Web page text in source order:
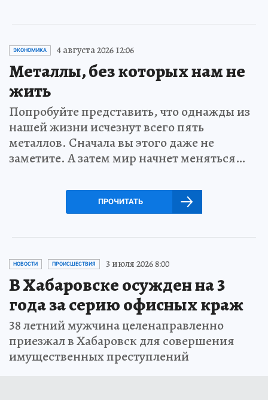
ЭКОНОМИКА 4 августа 2026 12:06
Металлы, без которых нам не
жить
Попробуйте представить, что однажды из
нашей жизни исчезнут всего пять
металлов. Сначала вы этого даже не
заметите. А затем мир начнет меняться…
ПРОЧИТАТЬ
НОВОСТИ ПРОИСШЕСТВИЯ 3 июля 2026 8:00
В Хабаровске осужден на 3
года за серию офисных краж
38 летний мужчина целенаправленно
приезжал в Хабаровск для совершения
имущественных преступлений